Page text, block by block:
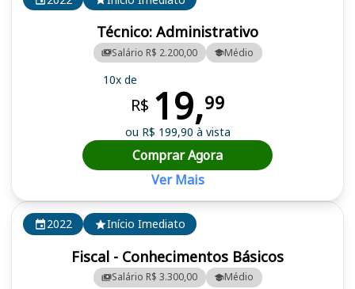
2022 Início Imediato
Fiscal - Conhecimentos Básicos
Salário R$ 3.300,00 Médio
Técnico: Administrativo
Salário R$ 2.200,00 Médio
10x de
R$ 19,99
ou R$ 199,90 à vista
Comprar Agora
Ver Mais